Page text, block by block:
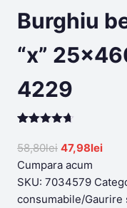
Burghiu
“x”
4229
out of 5
based on
customer
ratings
58,80lei Original
price
was:
58,80lei.
47,98lei
is:
Cumpara acum
SKU: 7034579
consumabile/